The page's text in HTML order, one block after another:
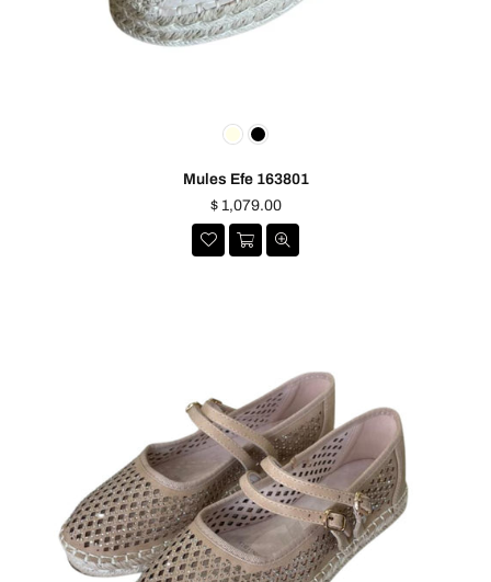
Mules Efe 163801
Precio
habitual
$ 1,079.00